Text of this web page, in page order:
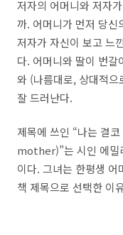
저자의 어머니와 저자
까. 어머니가 먼저 당신
저자가 자신이 보고 느
다. 어머니와 딸이 번갈
와 (나름대로, 상대적
잘 드러난다.
제목에 쓰인 “나는 결
mother)”는 시인 에밀
이다. 그녀는 한평생 어
책 제목으로 선택한 이